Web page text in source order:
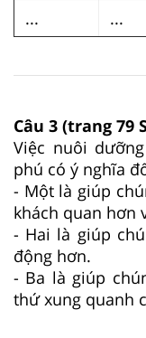
...
...
Câu 3 (trang 79
Việc nuôi
phú có ý nghĩa
- Một là giúp
khách quan hơn
- Hai là giúp
động hơn.
- Ba là giúp
thứ xung quanh